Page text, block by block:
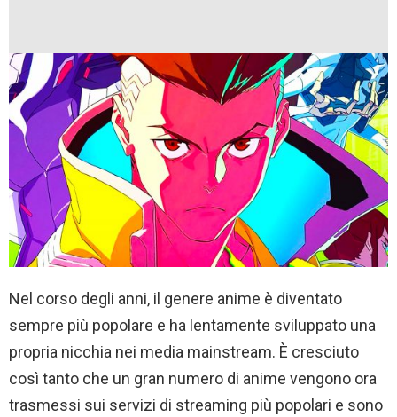
Nel corso degli anni, il genere anime è diventato
sempre più popolare e ha lentamente sviluppato una
propria nicchia nei media mainstream. È cresciuto
così tanto che un gran numero di anime vengono ora
trasmessi sui servizi di streaming più popolari e sono